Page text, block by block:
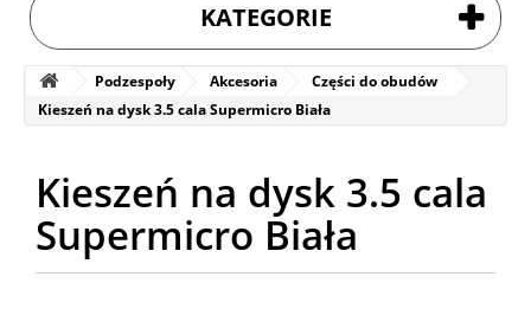
KATEGORIE
Podzespoły Akcesoria
Części do obudów
Kieszeń na dysk 3.5 cala Supermicro Biała
Kieszeń na dysk 3.5 cala
Supermicro Biała